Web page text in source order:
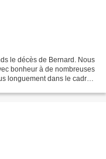
le décès de Bernard. Nous
bonheur à de nombreuses
longuement dans le cadre